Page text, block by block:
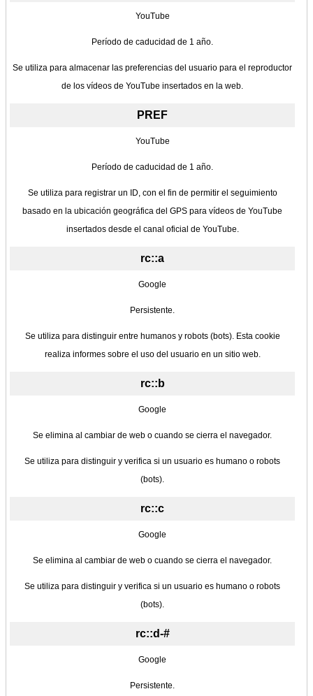
YouTube
Período de caducidad de 1 año.
Se utiliza para almacenar las preferencias del usuario para el reproductor
de los vídeos de YouTube insertados en la web.
PREF
YouTube
Período de caducidad de 1 año.
Se utiliza para registrar un ID, con el fin de permitir el seguimiento
basado en la ubicación geográfica del GPS para vídeos de YouTube
insertados desde el canal oficial de YouTube.
rc::a
Google
Persistente.
Se utiliza para distinguir entre humanos y robots (bots). Esta cookie
realiza informes sobre el uso del usuario en un sitio web.
rc::b
Google
Se elimina al cambiar de web o cuando se cierra el navegador.
Se utiliza para distinguir y verifica si un usuario es humano o robots
(bots).
rc::c
Google
Se elimina al cambiar de web o cuando se cierra el navegador.
Se utiliza para distinguir y verifica si un usuario es humano o robots
(bots).
rc::d-#
Google
Persistente.